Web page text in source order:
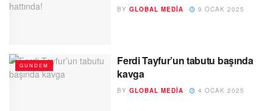
BY GLOBAL MEDIA 9 OCAK 2025
GUNDEM
Ferdi Tayfur’un tabutu başında
kavga
BY GLOBAL MEDIA 4 OCAK 2025